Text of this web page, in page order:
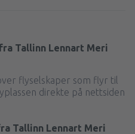
Tallinn Lennart Meri
flyselskaper som flyr til
direkte på nettsiden
Tallinn Lennart Meri